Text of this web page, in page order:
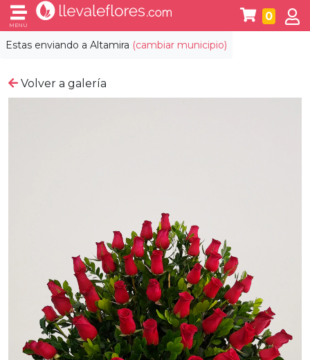
Estas enviando a Altamira (cambiar municipio)
MENÚ
0
Volver a galería